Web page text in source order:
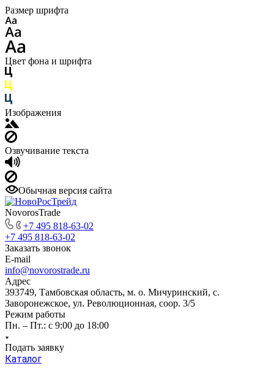
Размер шрифта
Цвет фона и шрифта
Изображения
Озвучивание текста
Обычная версия сайта
NovorosTrade
+7 495 818-63-02
+7 495 818-63-02
Заказать звонок
E-mail
info@novorostrade.ru
Адрес
393749, Тамбовская область, м. о. Мичуринский, с.
Заворонежское, ул. Революционная, соор. 3/5
Режим работы
Пн. – Пт.: с 9:00 до 18:00
Подать заявку
Каталог